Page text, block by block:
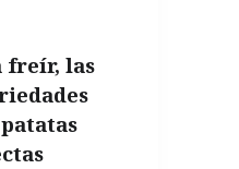
freír, las